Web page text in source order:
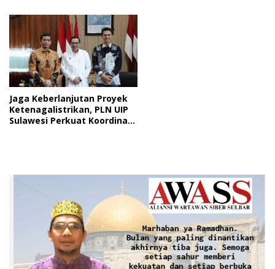
Jaga Keberlanjutan Proyek
Ketenagalistrikan, PLN UIP
Sulawesi Perkuat Koordinasi